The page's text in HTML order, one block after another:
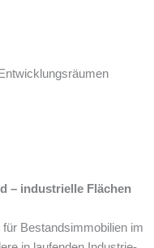
– industrielle Flächen
Bestandsimmobilien im